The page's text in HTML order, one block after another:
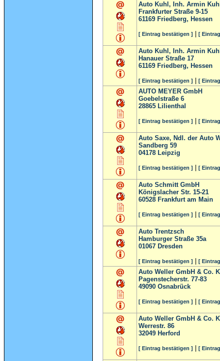
Auto Kuhl, Inh. Armin
Frankfurter Straße 9-15
61169 Friedberg, Hessen
[ Eintrag bestätigen ] [
Auto Kuhl, Inh. Armin
Hanauer Straße 17
61169 Friedberg, Hessen
[ Eintrag bestätigen ] [
AUTO MEYER GmbH
Goebelstraße 6
28865 Lilienthal
[ Eintrag bestätigen ] [
Auto Saxe, Ndl. der Auto
Sandberg 59
04178 Leipzig
[ Eintrag bestätigen ] [
Auto Schmitt GmbH
Königslacher Str. 15-21
60528 Frankfurt am Main
[ Eintrag bestätigen ] [
Auto Trentzsch
Hamburger Straße 35a
01067 Dresden
[ Eintrag bestätigen ] [
Auto Weller GmbH & Co.
Pagenstecherstr. 77-83
49090 Osnabrück
[ Eintrag bestätigen ] [
Auto Weller GmbH & Co.
Werrestr. 86
32049 Herford
[ Eintrag bestätigen ] [